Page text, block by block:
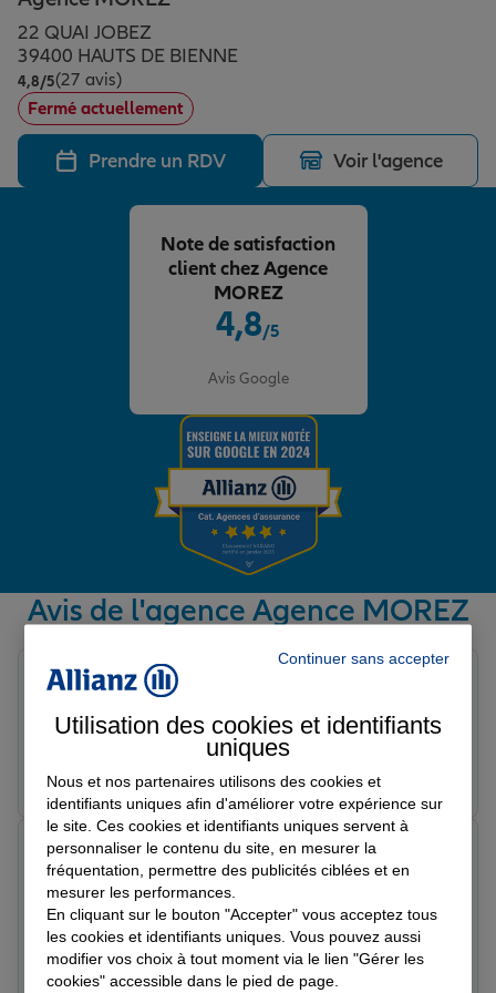
Assurance emprunteur
Prévoyance et dépendance
Assurance animal de compagnie
Protection de la famille
Protection juridique
Épargne & retraite
Plan épargne retraite
Assurance vie
Placements financiers
Investissements immobiliers
Transmission
Vos projets
Partir en vacances
Départ à la retraite
Préparer l’avenir
Conseil assurance
Assurance habitation
Le Pack Famille
Garantie des accidents de la vie
Protection juridique
Retraite
Tous nos devis d'assurance
Allianz en France
22 QUAI JOBEZ
39400 HAUTS DE BIENNE
4,8/5Note de 4.8 sur 5
(27 avis)
Fermé actuellement
Prendre un RDV Voir l'agence
4,8/5
Avis Google
Note de satisfaction
client chez Agence
MOREZ
Avis de l'agence Agence MOREZ
Le 23/04/2026 - Agence MOREZ
malfroy a.
Prendre un RDV Voir l'agence
Note de 5 sur 5
Le 27/03/2026 - Agence MOREZ
Un grand merci a Laetitia pour son professionnalisme,
sa réactivité, son dévouement et toujours sa bonne
humeur. Vraiment top
Francoise C.
Continuer sans accepter
Utilisation des cookies et identifiants
uniques
Nous et nos partenaires utilisons des cookies et
identifiants uniques afin d'améliorer votre expérience sur
le site. Ces cookies et identifiants uniques servent à
personnaliser le contenu du site, en mesurer la
fréquentation, permettre des publicités ciblées et en
mesurer les performances.
En cliquant sur le bouton "Accepter" vous acceptez tous
les cookies et identifiants uniques. Vous pouvez aussi
modifier vos choix à tout moment via le lien "Gérer les
cookies" accessible dans le pied de page.